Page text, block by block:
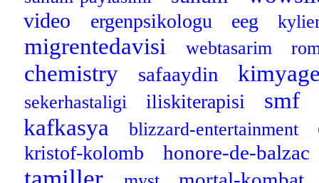
video ergenpsikologu eeg
migrentedavisi webtasarim
chemistry safaaydin
sekerhastaligi iliskiterapisi
smf
kafkasya
blizzard-entertainment
kristof-kolomb honore-de-balzac